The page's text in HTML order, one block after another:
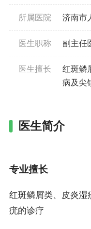
所属医院 济南市
医生职称 副主任
医生擅长
红斑鳞
病及尖
医生简介
专业擅长
红斑鳞屑类、皮炎湿
疣的诊疗